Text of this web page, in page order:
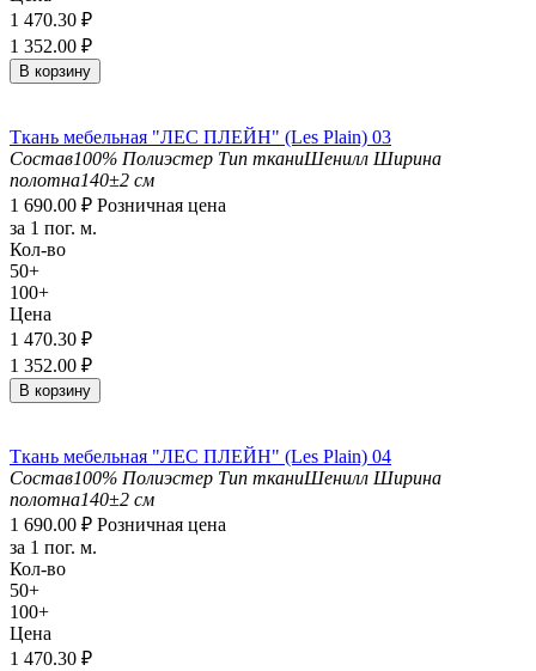
1 470.30 ₽
1 352.00 ₽
В корзину
Ткань мебельная "ЛЕС ПЛЕЙН" (Les Plain) 03
Состав100% Полиэстер Тип тканиШенилл Ширина
полотна140±2 см
1 690.00 ₽ Розничная цена
за 1 пог. м.
Кол-во
50+
100+
Цена
1 470.30 ₽
1 352.00 ₽
В корзину
Ткань мебельная "ЛЕС ПЛЕЙН" (Les Plain) 04
Состав100% Полиэстер Тип тканиШенилл Ширина
полотна140±2 см
1 690.00 ₽ Розничная цена
за 1 пог. м.
Кол-во
50+
100+
Цена
1 470.30 ₽